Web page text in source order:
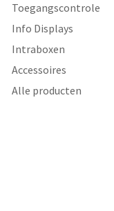
Toegangscontrole
Info Displays
Intraboxen
Accessoires
Alle producten